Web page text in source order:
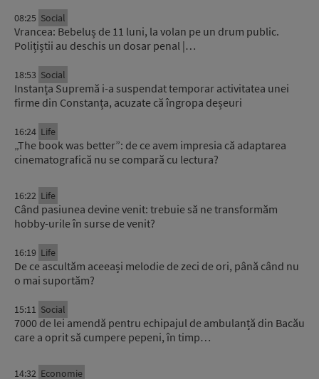
08:25 Social
Vrancea: Bebeluș de 11 luni, la volan pe un drum public.
Polițiștii au deschis un dosar penal |…
18:53 Social
Instanța Supremă i-a suspendat temporar activitatea unei
firme din Constanța, acuzate că îngropa deșeuri
16:24 Life
„The book was better”: de ce avem impresia că adaptarea
cinematografică nu se compară cu lectura?
16:22 Life
Când pasiunea devine venit: trebuie să ne transformăm
hobby-urile în surse de venit?
16:19 Life
De ce ascultăm aceeași melodie de zeci de ori, până când nu
o mai suportăm?
15:11 Social
7000 de lei amendă pentru echipajul de ambulanță din Bacău
care a oprit să cumpere pepeni, în timp…
14:32 Economie